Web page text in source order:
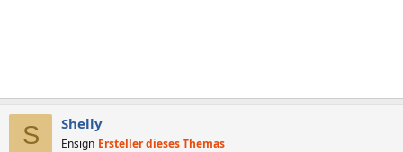
S Shelly
Ensign Ersteller dieses Themas